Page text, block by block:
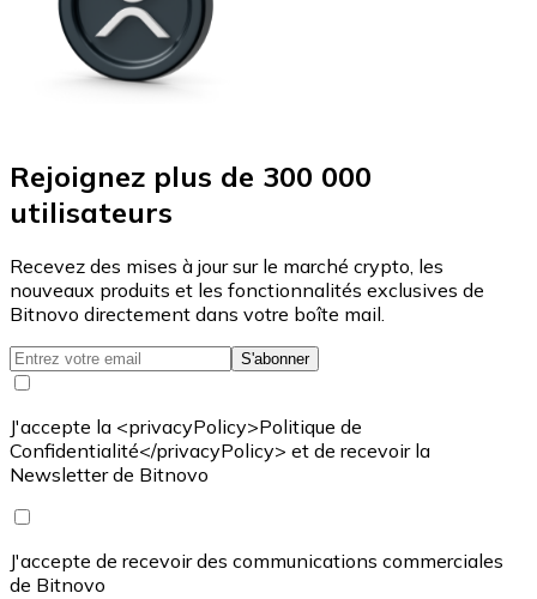
Rejoignez plus de 300 000
utilisateurs
Recevez des mises à jour sur le marché crypto, les
nouveaux produits et les fonctionnalités exclusives de
Bitnovo directement dans votre boîte mail.
S'abonner
J'accepte la <privacyPolicy>Politique de
Confidentialité</privacyPolicy> et de recevoir la
Newsletter de Bitnovo
J'accepte de recevoir des communications commerciales
de Bitnovo